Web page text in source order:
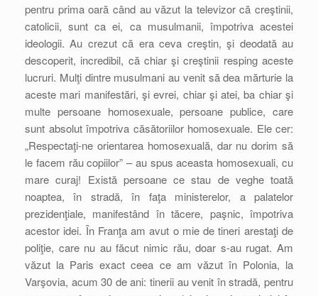
pentru prima oară când au văzut la televizor că creştinii,
catolicii, sunt ca ei, ca musulmanii, împotriva acestei
ideologii. Au crezut că era ceva creştin, şi deodată au
descoperit, incredibil, că chiar şi creştinii resping aceste
lucruri. Mulţi dintre musulmani au venit să dea mărturie la
aceste mari manifestări, şi evrei, chiar şi atei, ba chiar şi
multe persoane homosexuale, persoane publice, care
sunt absolut împotriva căsătoriilor homosexuale. Ele cer:
„Respectaţi-ne orientarea homosexuală, dar nu dorim să
le facem rău copiilor” – au spus aceasta homosexuali, cu
mare curaj! Există persoane ce stau de veghe toată
noaptea, în stradă, în faţa ministerelor, a palatelor
prezidenţiale, manifestând în tăcere, paşnic, împotriva
acestor idei. În Franţa am avut o mie de tineri arestaţi de
poliţie, care nu au făcut nimic rău, doar s-au rugat. Am
văzut la Paris exact ceea ce am văzut în Polonia, la
Varşovia, acum 30 de ani: tinerii au venit în stradă, pentru